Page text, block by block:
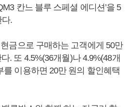
칸느 블루 스페셜 에디션’을 5
.
금으로 구매하는 고객에게 50만
. 또 4.5%(36개월)나 4.9%(48개
를 이용하면 20만 원의 할인혜택